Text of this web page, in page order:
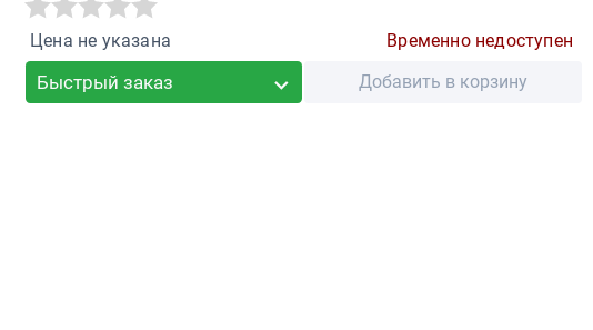
Цена не указана Временно недоступен
Быстрый заказ Добавить в корзину